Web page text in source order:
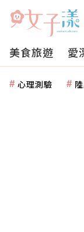
美食旅遊 愛
心理測驗